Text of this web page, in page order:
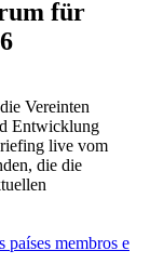
für
Vereinten
Entwicklung
live vom
die die